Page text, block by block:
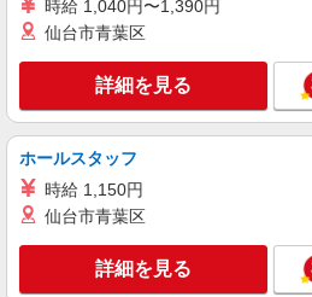
派遣社員
LAPI-Staff株式会社 関西エリア/軽作業
ギフト商品のシー
時給1,400円以
給1,750円以上（深夜手当
246,400円 （日勤シ
場合） 時給1,400円
兵庫県神戸市中
時給 1,040円〜1,390円
仙台市青葉区
詳細を見る
ホールスタッフ
時給 1,150円
仙台市青葉区
詳細を見る